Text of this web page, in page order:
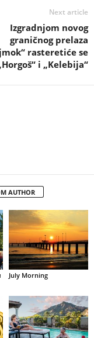
Next article
Izgradnjom novog
graničnog prelaza
rasteretiće se
i „Kelebija“
AUTHOR
July Morning